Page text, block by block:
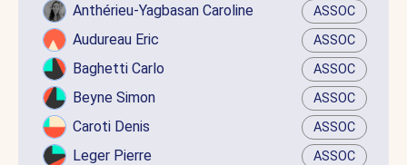
Anthérieu-Yagbasan Caroline ASSOC
Audureau Eric ASSOC
Baghetti Carlo ASSOC
Beyne Simon ASSOC
Caroti Denis ASSOC
Leger Pierre ASSOC